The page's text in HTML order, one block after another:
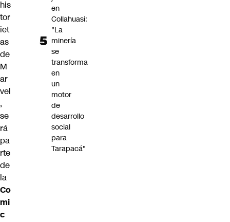
his
tor
iet
as
de
M
ar
vel
,
se
rá
pa
rte
de
la
Co
mi
c
en
Collahuasi:
"La
minería
se
transforma
en
un
motor
de
desarrollo
social
para
Tarapacá"